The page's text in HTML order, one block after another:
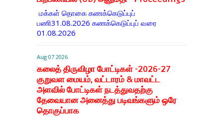
மக்கள் தொகை கணக்கெடுப்புப்
பணி31.08.2026 கணக்கெடுப்புப் வரை
01.08.2026
Aug 07 2026
கலைத் திருவிழா போட்டிகள் -2026-27
குறுவள மையம், வட்டாரம் & மாவட்ட
அளவில் போட்டிகள் நடத்துவதற்கு
தேவையான அனைத்து படிவங்களும் ஒரே
தொகுப்பாக